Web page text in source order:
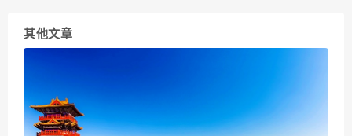
其他文章